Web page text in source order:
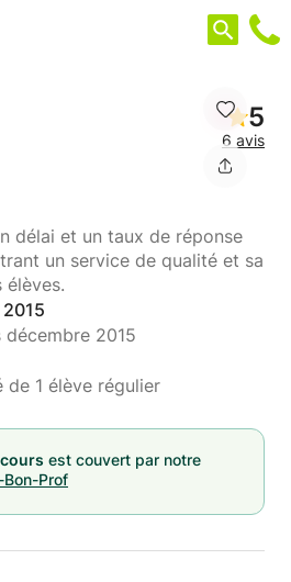
5
6 avis
délai et un taux de réponse
un service de qualité et sa
élèves.
décembre 2015
1 élève régulier
est couvert par notre
Bon-Prof